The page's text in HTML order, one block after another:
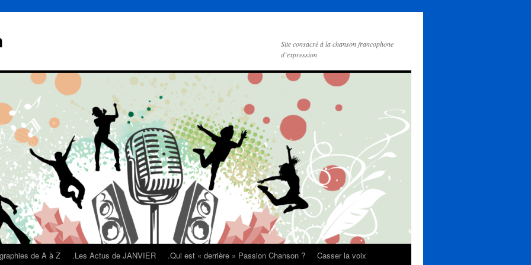
Site consacré à la chanson francophone
d’expression
de A à Z .Les Actus de JANVIER .Qui est « derrière » Passion Chanson ?
Casser la voix